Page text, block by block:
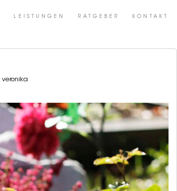
LEISTUNGEN RATGEBER KONTAKT
veronika